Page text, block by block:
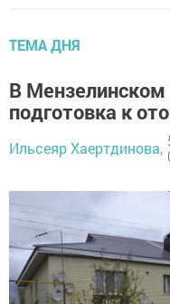
ТЕМА ДНЯ
В Мензелинском
подготовка к
Ильсеяр Хаертдинова,